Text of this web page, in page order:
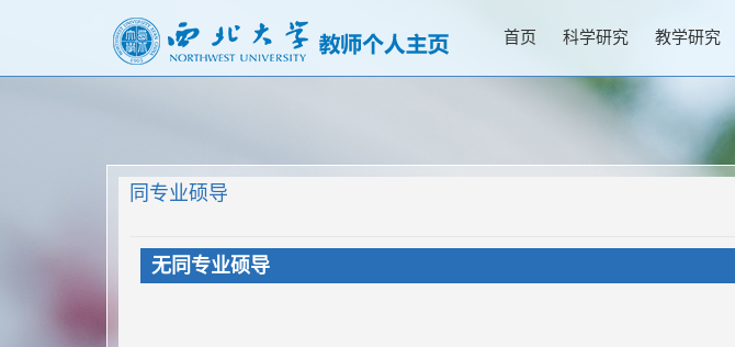
首页 科学研究 教学研究
同专业硕导
无同专业硕导